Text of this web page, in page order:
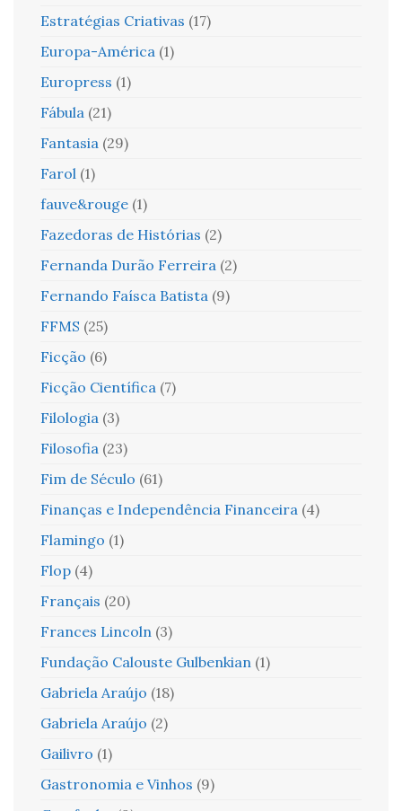
Estratégias Criativas (17)
Europa-América (1)
Europress (1)
Fábula (21)
Fantasia (29)
Farol (1)
fauve&rouge (1)
Fazedoras de Histórias (2)
Fernanda Durão Ferreira (2)
Fernando Faísca Batista (9)
FFMS (25)
Ficção (6)
Ficção Científica (7)
Filologia (3)
Filosofia (23)
Fim de Século (61)
Finanças e Independência Financeira (4)
Flamingo (1)
Flop (4)
Français (20)
Frances Lincoln (3)
Fundação Calouste Gulbenkian (1)
Gabriela Araújo (18)
Gabriela Araújo (2)
Gailivro (1)
Gastronomia e Vinhos (9)